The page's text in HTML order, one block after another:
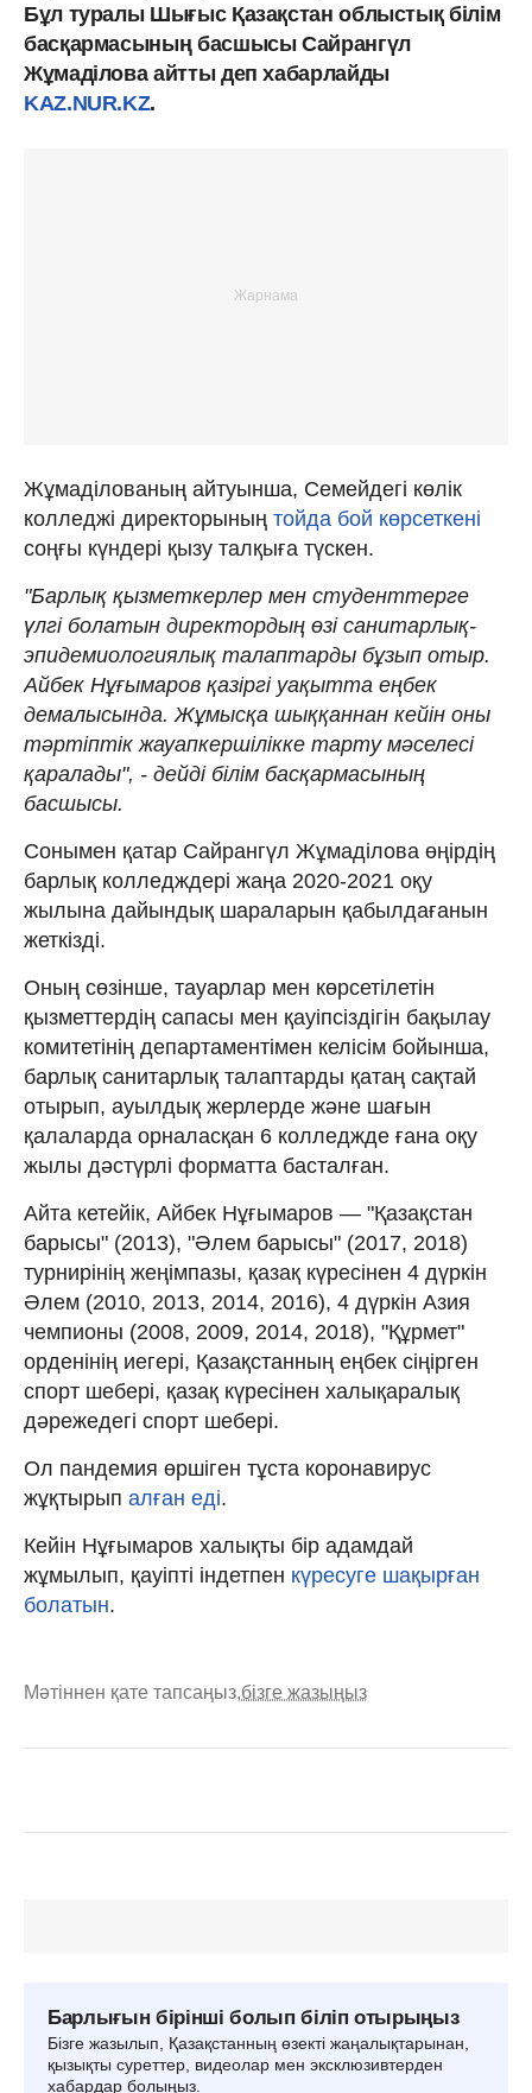
Бұл туралы Шығыс Қазақстан облыстық білім
басқармасының басшысы Сайрангүл
Жұмаділова айтты деп хабарлайды
KAZ.NUR.KZ.
Жұмаділованың айтуынша, Семейдегі көлік
колледжі директорының тойда бой көрсеткені
соңғы күндері қызу талқыға түскен.
"Барлық қызметкерлер мен студенттерге
үлгі болатын директордың өзі санитарлық-
эпидемиологиялық талаптарды бұзып отыр.
Айбек Нұғымаров қазіргі уақытта еңбек
демалысында. Жұмысқа шыққаннан кейін оны
тәртіптік жауапкершілікке тарту мәселесі
қаралады", - дейді білім басқармасының
басшысы.
Сонымен қатар Сайрангүл Жұмаділова өңірдің
барлық колледждері жаңа 2020-2021 оқу
жылына дайындық шараларын қабылдағанын
жеткізді.
Оның сөзінше, тауарлар мен көрсетілетін
қызметтердің сапасы мен қауіпсіздігін бақылау
комитетінің департаментімен келісім бойынша,
барлық санитарлық талаптарды қатаң сақтай
отырып, ауылдық жерлерде және шағын
қалаларда орналасқан 6 колледжде ғана оқу
жылы дәстүрлі форматта басталған.
Айта кетейік, Айбек Нұғымаров — "Қазақстан
барысы" (2013), "Әлем барысы" (2017, 2018)
турнирінің жеңімпазы, қазақ күресінен 4 дүркін
Әлем (2010, 2013, 2014, 2016), 4 дүркін Азия
чемпионы (2008, 2009, 2014, 2018), "Құрмет"
орденінің иегері, Қазақстанның еңбек сіңірген
спорт шебері, қазақ күресінен халықаралық
дәрежедегі спорт шебері.
Ол пандемия өршіген тұста коронавирус
жұқтырып алған еді.
Кейін Нұғымаров халықты бір адамдай
жұмылып, қауіпті індетпен күресуге шақырған
болатын.
Мәтіннен қате тапсаңыз,бізге жазыңыз
Барлығын бірінші болып біліп отырыңыз
Бізге жазылып, Қазақстанның өзекті жаңалықтарынан,
қызықты суреттер, видеолар мен эксклюзивтерден
хабардар болыңыз.